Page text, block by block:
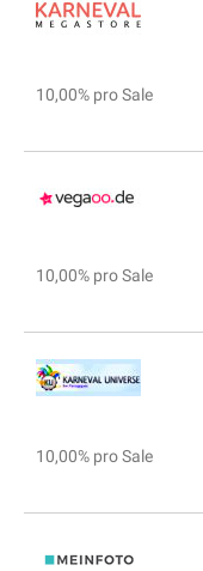
10,00% pro Sale
10,00% pro Sale
10,00% pro Sale